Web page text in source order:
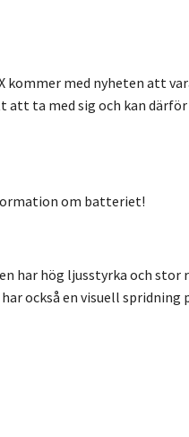
kommer med nyheten att
ta med sig och kan därför
om batteriet!
har hög ljusstyrka och stor
också en visuell spridning